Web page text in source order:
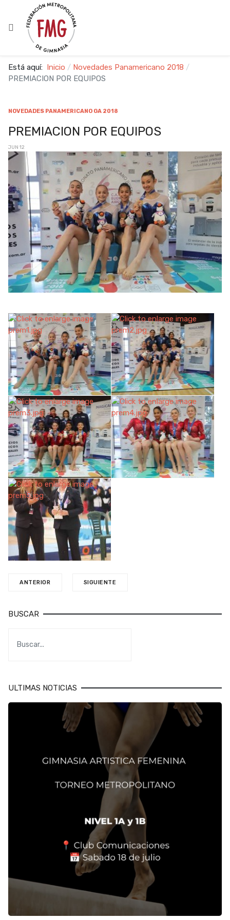
Está aquí: Inicio
Novedades Panamericano 2018
PREMIACION POR EQUIPOS
NOVEDADES PANAMERICANO GA 2018
PREMIACION POR EQUIPOS
JUN 12
ANTERIOR SIGUIENTE
BUSCAR
ULTIMAS NOTICIAS